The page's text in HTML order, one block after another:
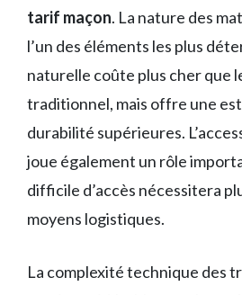
tarif maçon. La nature des
l’un des éléments les plus
naturelle coûte plus cher que
traditionnel, mais offre une
durabilité supérieures.
joue également un rôle
difficile d’accès nécessitera
moyens logistiques.
La complexité technique des